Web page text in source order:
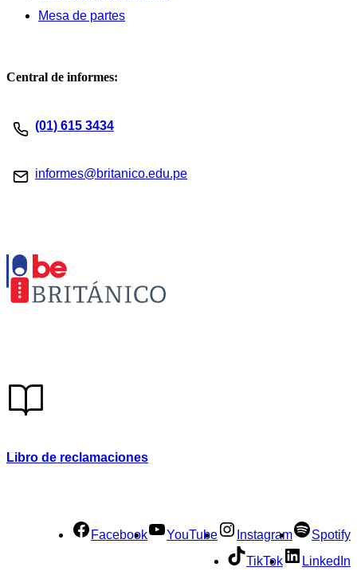
Mesa de partes
Central de informes:
(01) 615 3434
informes@britanico.edu.pe
Libro de reclamaciones
Facebook YouTube Instagram
Spotify
TikTok
LinkedIn